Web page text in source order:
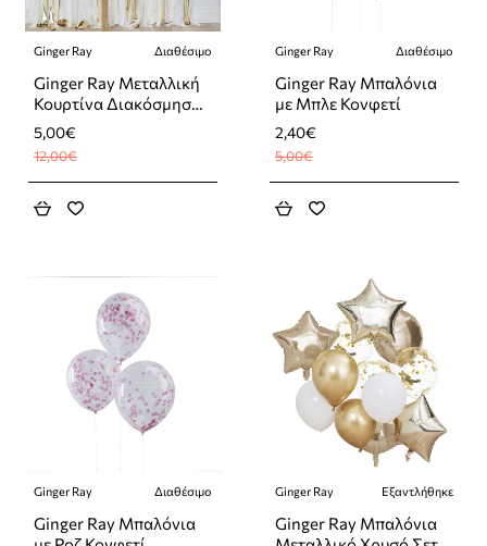
-58%
Ginger Ray Διαθέσιμο
Ginger Ray Μεταλλική
Κουρτίνα Διακόσμησης
Χρυσή
5,00€
12,00€
-52%
Ginger Ray Διαθέσιμο
Ginger Ray Μπαλόνια
με Μπλε Κονφετί
2,40€
5,00€
-52%
Ginger Ray Διαθέσιμο
Ginger Ray Μπαλόνια
-40%
Εξαντλήθηκε
Ginger Ray Εξαντλήθηκε
Ginger Ray Μπαλόνια